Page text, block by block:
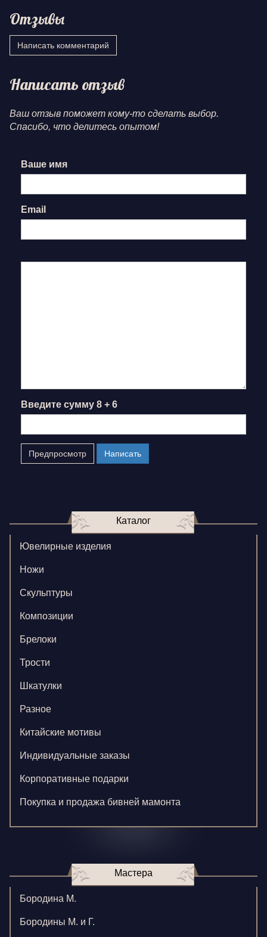
Отзывы
Написать комментарий
Написать отзыв
Ваш отзыв поможет кому-то сделать выбор.
Спасибо, что делитесь опытом!
Ваше имя
Email
Введите сумму 8 + 6
Каталог
Ювелирные изделия
Ножи
Скульптуры
Композиции
Брелоки
Трости
Шкатулки
Разное
Китайские мотивы
Индивидуальные заказы
Корпоративные подарки
Покупка и продажа бивней мамонта
Мастера
Бородина М.
Бородины М. и Г.